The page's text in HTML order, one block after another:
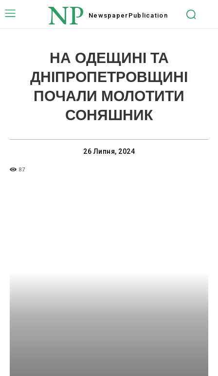
NP Newspaper Publication
НА ОДЕЩИНІ ТА
ДНІПРОПЕТРОВЩИНІ
ПОЧАЛИ МОЛОТИТИ
СОНЯШНИК
26 Липня, 2024
87